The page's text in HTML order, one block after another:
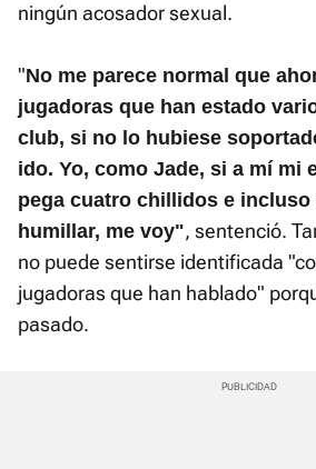
ningún acosador sexual.
"No me parece normal que
jugadoras que han estado
club, si no lo hubiese
ido. Yo, como Jade, si a mí mi
pega cuatro chillidos e incluso
humillar, me voy", sentenció.
no puede sentirse identificada
jugadoras que han hablado"
pasado.